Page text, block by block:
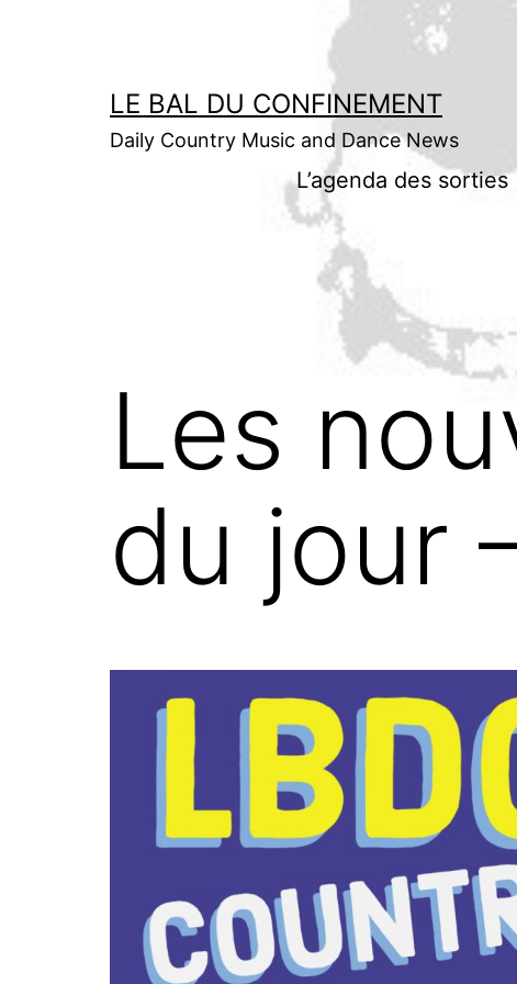
LE BAL DU CONFINEMENT
Daily Country Music and Dance News
L’agenda des sorties
Les
du jour